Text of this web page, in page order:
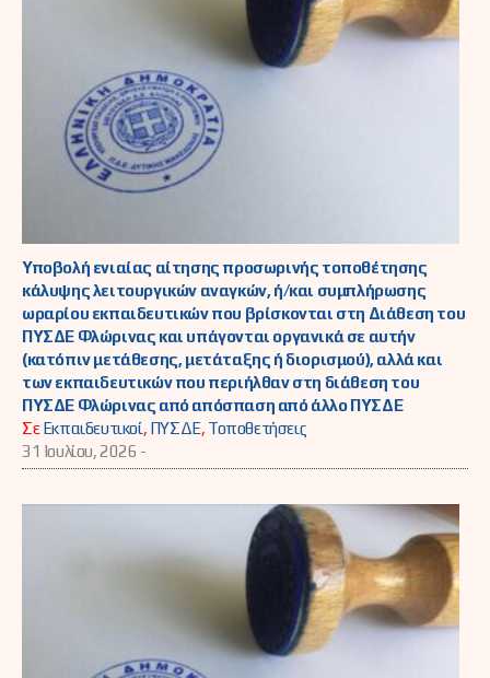
Υποβολή ενιαίας αίτησης προσωρινής τοποθέτησης
κάλυψης λειτουργικών αναγκών, ή/και συμπλήρωσης
ωραρίου εκπαιδευτικών που βρίσκονται στη Διάθεση του
ΠΥΣΔΕ Φλώρινας και υπάγονται οργανικά σε αυτήν
(κατόπιν μετάθεσης, μετάταξης ή διορισμού), αλλά και
των εκπαιδευτικών που περιήλθαν στη διάθεση του
ΠΥΣΔΕ Φλώρινας από απόσπαση από άλλο ΠΥΣΔΕ
ΣεΕκπαιδευτικοί, ΠΥΣΔΕ, Τοποθετήσεις
31 Ιουλίου, 2026 -